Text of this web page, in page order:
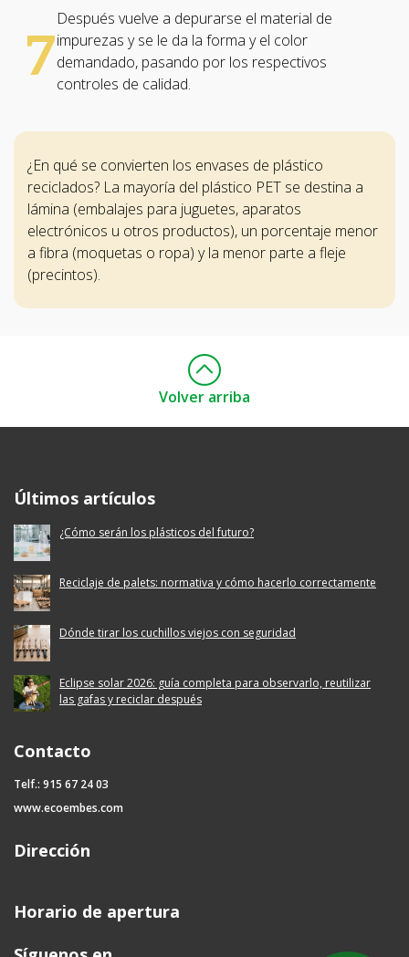
7
Después vuelve a depurarse el material de
impurezas y se le da la forma y el color
demandado, pasando por los respectivos
controles de calidad.
¿En qué se convierten los envases de plástico
reciclados? La mayoría del plástico PET se destina a
lámina (embalajes para juguetes, aparatos
electrónicos u otros productos), un porcentaje menor
a fibra (moquetas o ropa) y la menor parte a fleje
(precintos).
Volver arriba
Últimos artículos
¿Cómo serán los plásticos del futuro?
Reciclaje de palets: normativa y cómo hacerlo correctamente
Dónde tirar los cuchillos viejos con seguridad
Eclipse solar 2026: guía completa para observarlo, reutilizar
las gafas y reciclar después
Contacto
Telf.: 915 67 24 03
www.ecoembes.com
Dirección
Horario de apertura